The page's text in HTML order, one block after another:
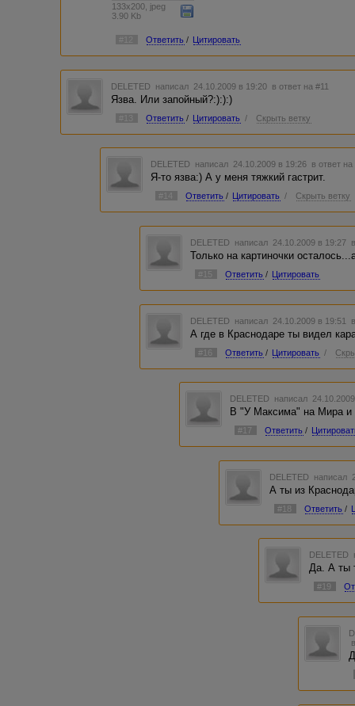
133x200, jpeg
3.90 Kb
Ответить / Цитировать
DELETED написал 24.10.2009 в 19:20 в ответ на #11
Язва. Или запойный?:):):)
#13 Ответить / Цитировать / Скрыть ветку
DELETED написал 24.10.2009 в 19:26 в ответ
Я-то язва:) А у меня тяжкий гастрит.
#14 Ответить / Цитировать / Скрыть ветку
DELETED написал 24.10.2009 в 19:27
Только на картиночки
#15 Ответить / Цитировать
DELETED написал 24.10.2009 в 19:51
А где в Краснодаре ты видел
#16 Ответить / Цитировать /
DELETED написал
В "У Максима" на Мира и
#17 Ответить /
DELETED написал
А ты из
#18 Ответить /
DELETED
Да. А ты
#19